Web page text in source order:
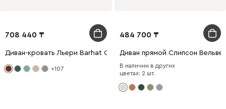
708 440
Диван-кровать Льери Barhat Ginger
+107
484 700
Диван прямой Слипсон
В наличии в других
цветах: 2 шт.